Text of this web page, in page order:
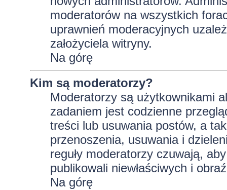
moderatorów na wszystkich
uprawnień moderacyjnych
założyciela witryny.
Na górę
Kim są moderatorzy?
Moderatorzy są użytkownikami
zadaniem jest codzienne
treści lub usuwania postów, a
przenoszenia, usuwania i
reguły moderatorzy czuwają,
publikowali niewłaściwych i
Na górę